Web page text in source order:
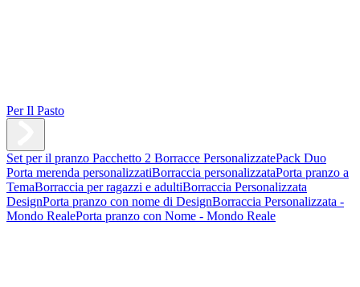
Per Il Pasto
Set per il pranzo Pacchetto 2 Borracce PersonalizzatePack Duo
Porta merenda personalizzatiBorraccia personalizzataPorta pranzo a
TemaBorraccia per ragazzi e adultiBorraccia Personalizzata
DesignPorta pranzo con nome di DesignBorraccia Personalizzata -
Mondo RealePorta pranzo con Nome - Mondo Reale